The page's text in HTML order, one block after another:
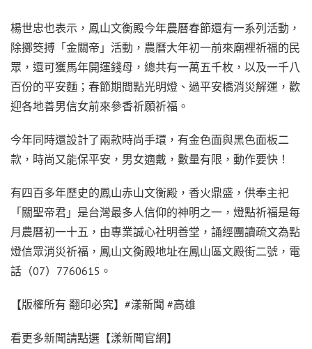
楊世忠也表示，鳳山文衡殿今年農曆春節還有一系列活動，
除擲筊搏「金關帝」活動，農曆大年初一前來廟裡祈福的民
眾，還可獲馬年開運錢母，總共有一萬五千枚，以及一千八
百份的平安麵；春節期間點光明燈、過平安橋消災解運，歡
迎各地善男信女前來參香祈願祈福。
今年同時還設計了兩款時尚手環，有金色面與黑色面板二
款，時尚又能保平安，男女適戴，數量有限，動作要快！
有四百多年歷史的鳳山赤山文衡殿，香火鼎盛，供奉主祀
「關聖帝君」是台灣最多人信仰的神明之一，燈點祈福是每
月農曆初一十五，由專業誠心社明善堂，誦經團讀疏文為點
燈信眾消災祈福，鳳山文衡殿地址在鳳山區文殿街二號，電
話（07）7760615。
【版權所有 翻印必究】#漾新聞 #高雄
看更多新聞請點選【漾新聞官網】